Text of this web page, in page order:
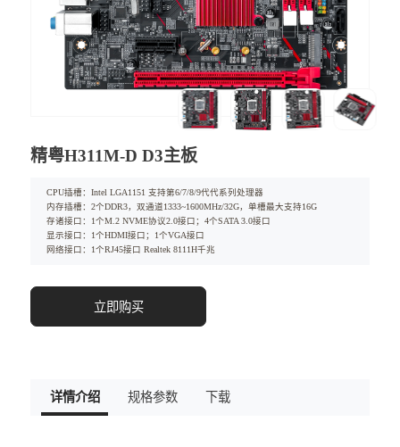
精粤H311M-D D3主板
CPU插槽：Intel LGA1151 支持第6/7/8/9代代系列处理器
内存插槽：2个DDR3，双通道1333~1600MHz/32G，单槽最大支持16G
存诸接口：1个M.2 NVME协议2.0接口；4个SATA 3.0接口
显示接口：1个HDMI接口；1个VGA接口
网络接口：1个RJ45接口 Realtek 8111H千兆
立即购买
详情介绍 规格参数 下载